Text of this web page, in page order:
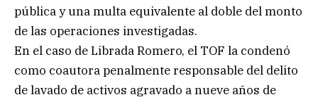
pública y una multa equivalente al doble del monto
de las operaciones investigadas.
En el caso de Librada Romero, el TOF la condenó
como coautora penalmente responsable del delito
de lavado de activos agravado a nueve años de